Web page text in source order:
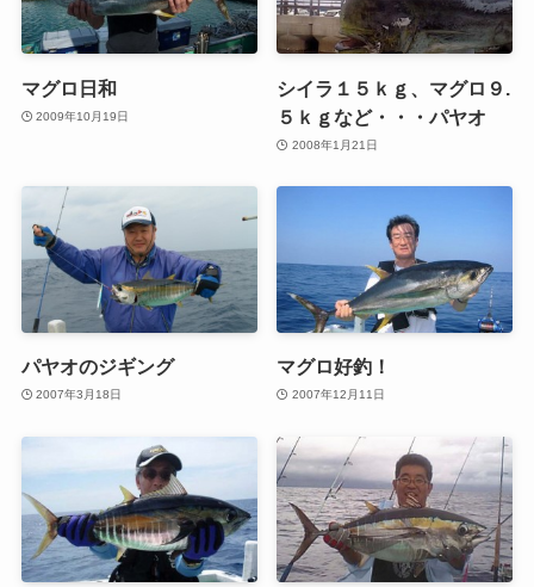
マグロ日和
2009年10月19日
シイラ１５ｋｇ、マグロ９.
５ｋｇなど・・・パヤオ
2008年1月21日
パヤオのジギング
2007年3月18日
マグロ好釣！
2007年12月11日